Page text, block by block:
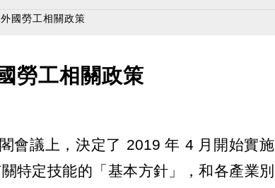
國勞工相關政策
勞工相關政策
會議上，決定了 2019 年 4 月開始實施
特定技能的「基本方針」，和各產業別